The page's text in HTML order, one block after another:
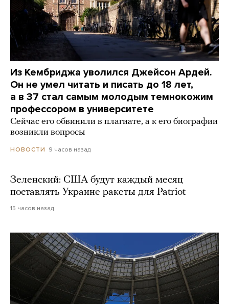
Из Кембриджа уволился Джейсон Ардей.
Он не умел читать и писать до 18 лет,
а в 37 стал самым молодым темнокожим
профессором в университете
Сейчас его обвинили в плагиате, а к его биографии
возникли вопросы
НОВОСТИ 9 часов назад
Зеленский: США будут каждый месяц
поставлять Украине ракеты для Patriot
15 часов назад